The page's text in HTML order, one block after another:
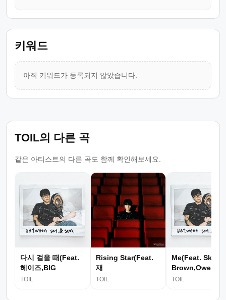
키워드
아직 키워드가 등록되지 않았습니다.
TOIL의 다른 곡
같은 아티스트의 다른 곡도 함께 확인해보세요.
다시 걸을 때(Feat.
헤이즈,BIG
Naughty...
TOIL
Rising Star(Feat.
재
하,Brixton,FAIELO)
TOIL
Me(Feat.
Brown,Owen)
TOIL